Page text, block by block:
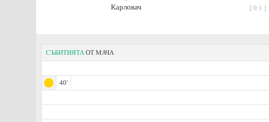
Карловач [ 0:1 ]
СЪБИТИЯТАОТ МАЧА
40'